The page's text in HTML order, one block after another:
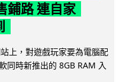
鋪路 連自家
上，對遊戲玩家要為電腦配
同時新推出的 8GB RAM 入